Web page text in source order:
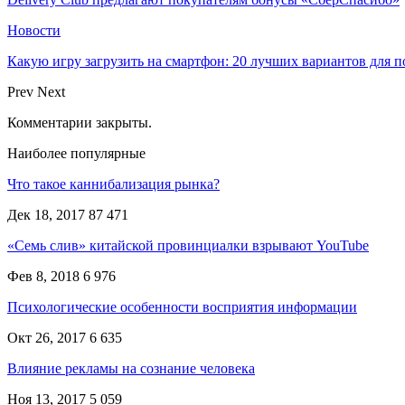
Новости
Какую игру загрузить на смартфон: 20 лучших вариантов для
Prev Next
Комментарии закрыты.
Наиболее популярные
Что такое каннибализация рынка?
Дек 18, 2017 87 471
«Семь слив» китайской провинциалки взрывают YouTube
Фев 8, 2018 6 976
Психологические особенности восприятия информации
Окт 26, 2017 6 635
Влияние рекламы на сознание человека
Ноя 13, 2017 5 059